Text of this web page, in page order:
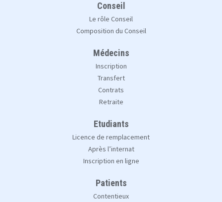
Conseil
Le rôle Conseil
Composition du Conseil
Médecins
Inscription
Transfert
Contrats
Retraite
Etudiants
Licence de remplacement
Après l’internat
Inscription en ligne
Patients
Contentieux